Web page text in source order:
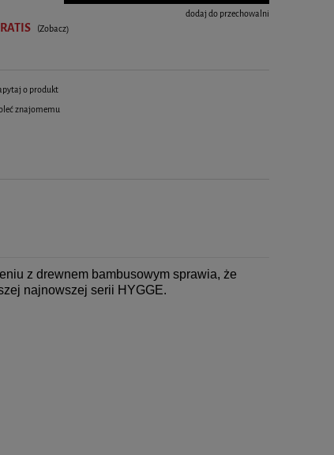
dodaj do przechowalni
(Zobacz)
o produkt
znajomemu
z drewnem bambusowym sprawia, że
najnowszej serii HYGGE.